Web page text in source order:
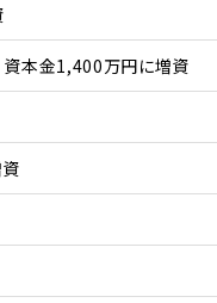
本金1,400万円に増資